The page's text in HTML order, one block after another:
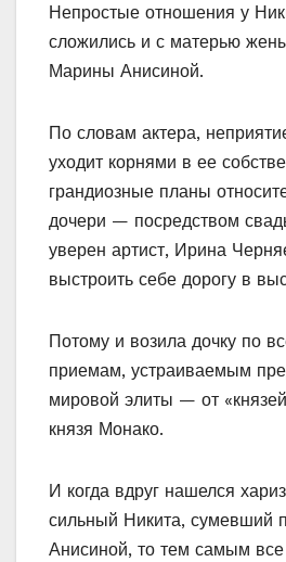
Непростые отношения у
сложились и с матерью
Марины Анисиной.
По словам актера,
уходит корнями в ее
грандиозные планы
дочери — посредством
уверен артист, Ирина
выстроить себе дорогу в
Потому и возила дочку по
приемам, устраиваемым
мировой элиты — от
князя Монако.
И когда вдруг нашелся
сильный Никита, сумевший
Анисиной, то тем самым